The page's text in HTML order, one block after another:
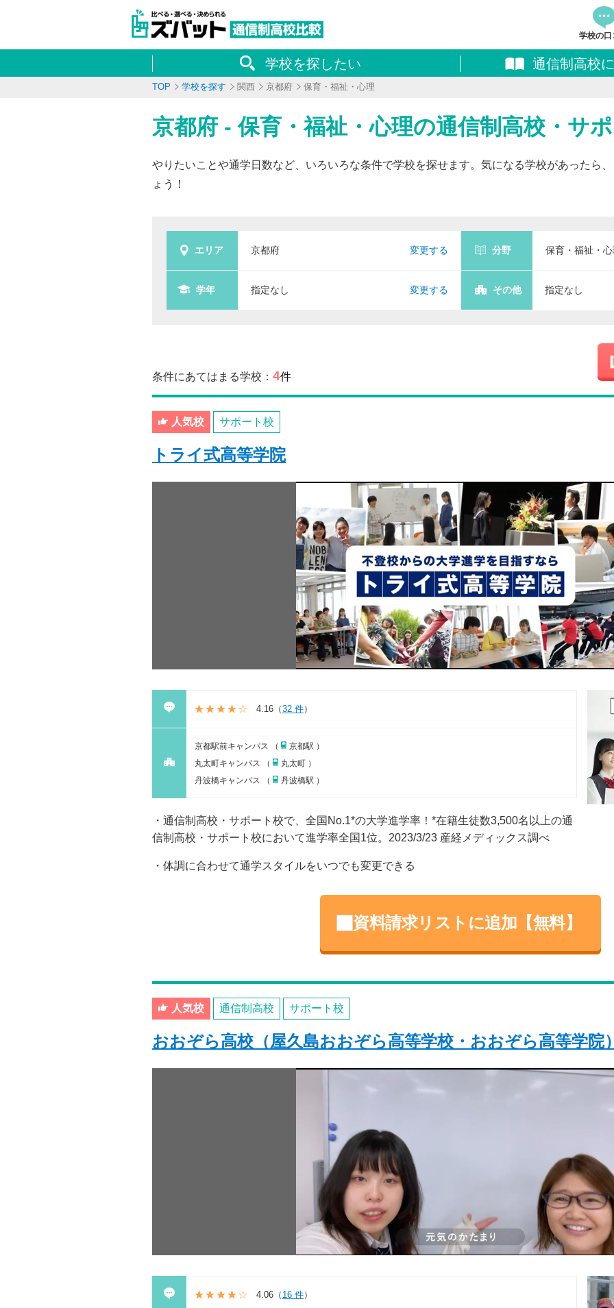
学校の口
資料
料請
学校を探したい 通信制高校
TOP 学校を探す 関西 京都府 保育・福祉・心理
京都府 - 保育・福祉・心理の通信制高校・サ
やりたいことや通学日数など、いろいろな条件で学校を探せます。気になる学校があったら、
ょう！
エリア 京都府 変更する 分野 保育・福祉・
学年 指定なし 変更する その他 指定なし
条件にあてはまる学校： 4件
人気校 サポート校
トライ式高等学院
4.16 （32 件）
京都駅前キャンパス （
京都駅 ）
丸太町キャンパス （
丸太町 ）
丹波橋キャンパス （
丹波橋駅 ）
通信制高校・サポート校で、全国No.1*の大学進学率！*在籍⽣徒数3,500名以上の通
信制⾼校・サポート校において進学率全国1位。2023/3/23 産経メディックス調べ
体調に合わせて通学スタイルをいつでも変更できる
資料請求リストに追加【無料】
人気校 通信制高校 サポート校
おおぞら高校（屋久島おおぞら高等学校・おおぞら高等学院
4.06 （ 16 件）